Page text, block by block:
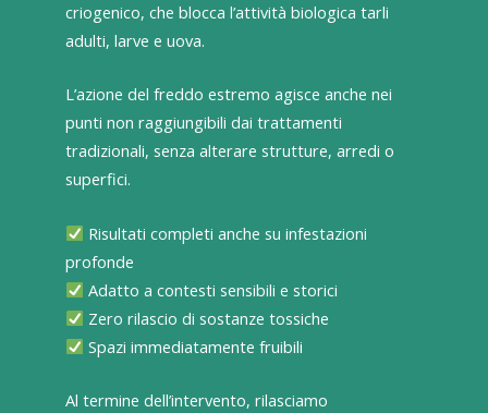
criogenico, che blocca l’attività biologica tarli
adulti, larve e uova.
L’azione del freddo estremo agisce anche nei
punti non raggiungibili dai trattamenti
tradizionali, senza alterare strutture, arredi o
superfici.
Risultati completi anche su infestazioni
profonde
Adatto a contesti sensibili e storici
Zero rilascio di sostanze tossiche
Spazi immediatamente fruibili
Al termine dell’intervento, rilasciamo